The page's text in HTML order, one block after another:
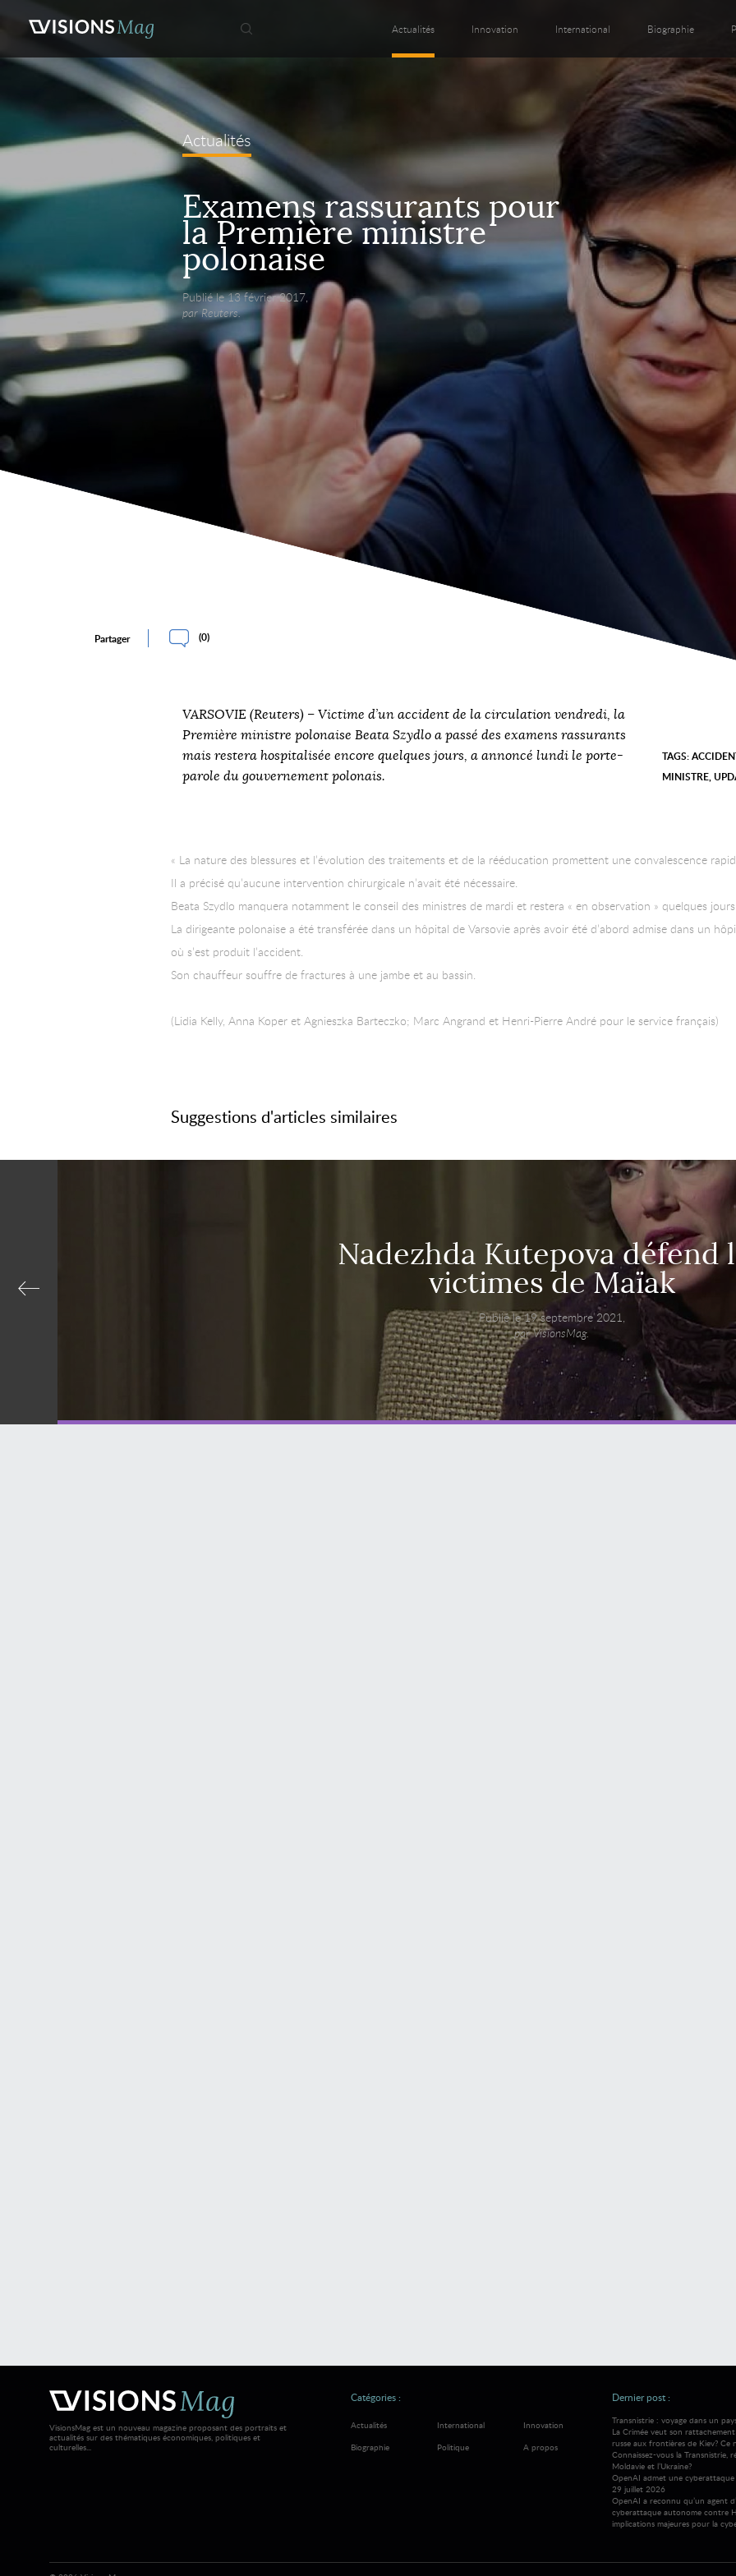
Actualités Innovation International Biographie
Actualités
Examens rassurants pour
la Première ministre
polonaise
Publié le 13 février 2017,
par Reuters.
Partager (0)
VARSOVIE (Reuters) – Victime d’un accident de la circulation vendredi, la
Première ministre polonaise Beata Szydlo a passé des examens rassurants
mais restera hospitalisée encore quelques jours, a annoncé lundi le porte-
parole du gouvernement polonais.
TAGS:
MINISTRE,
« La nature des blessures et l’évolution des traitements et de la rééducation promettent une convalescence
Il a précisé qu’aucune intervention chirurgicale n’avait été nécessaire.
Beata Szydlo manquera notamment le conseil des ministres de mardi et restera « en observation » quelques
La dirigeante polonaise a été transférée dans un hôpital de Varsovie après avoir été d’abord admise dans un
où s’est produit l’accident.
Son chauffeur souffre de fractures à une jambe et au bassin.
(Lidia Kelly, Anna Koper et Agnieszka Barteczko; Marc Angrand et Henri-Pierre André pour le service français)
Suggestions d'articles similaires
Nadezhda Kutepova défend
victimes de Maïak
Publié le 19 septembre 2021,
par VisionsMag.
VisionsMag est un nouveau magazine proposant des portraits et
actualités sur des thématiques économiques, politiques et
culturelles...
Catégories :
Actualités International
Innovation
Biographie
Politique A propos
Dernier post :
Transnistrie : voyage dans un
La Crimée veut son
russe aux frontières de Kiev? Ce
Connaissez-vous la Transnistrie,
Moldavie et l’Ukraine?
OpenAI admet une
29 juillet 2026
OpenAI a reconnu qu’un agent
cyberattaque autonome contre
implications majeures pour la